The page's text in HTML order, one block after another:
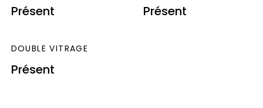
Présent Présent
DOUBLE VITRAGE
Présent